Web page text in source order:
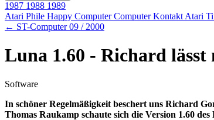
1987 1988 1989
Atari Phile Happy ComputerComputer Kontakt Atari
← ST-Computer 09 / 2000
Luna 1.60 - Richard
Software
In schöner Regelmäßigkeit beschert uns Richard
Thomas Raukamp schaute sich die Version 1.60